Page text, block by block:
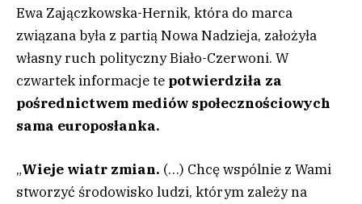
Ewa Zajączkowska-Hernik, która do marca
związana była z partią Nowa Nadzieja, założyła
własny ruch polityczny Biało-Czerwoni. W
czwartek informacje te potwierdziła za
pośrednictwem mediów społecznościowych
sama europosłanka.
„Wieje wiatr zmian. (…) Chcę wspólnie z Wami
stworzyć środowisko ludzi, którym zależy na